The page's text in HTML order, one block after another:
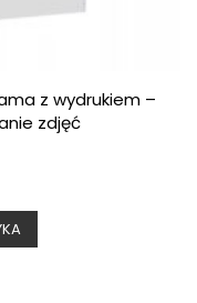
z wydrukiem –
zdjęć